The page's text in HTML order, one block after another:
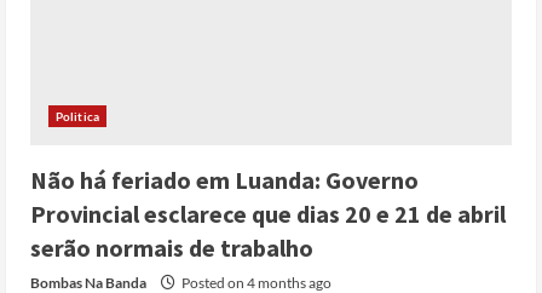
Politica
Não há feriado em Luanda: Governo
Provincial esclarece que dias 20 e 21 de abril
serão normais de trabalho
Bombas Na Banda Posted on 4 months ago